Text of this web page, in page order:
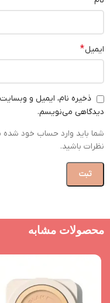
ایمیل*
ذخیره نام، ایمیل و
دیدگاهی می‌نویسم.
شما باید وارد حساب خود شده
نظرات باشید.
محصولات مشابه